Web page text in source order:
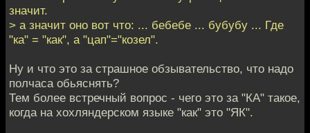
значит.
> а значит оно вот что: ... бебебе ... бубубу ... Где
"ка" = "как", а "цап"="козел".
Ну и что это за страшное обзывательство, что надо
полчаса обьяснять?
Тем более встречный вопрос - чего это за "КА" такое,
когда на хохляндерском языке "как" это "ЯК".